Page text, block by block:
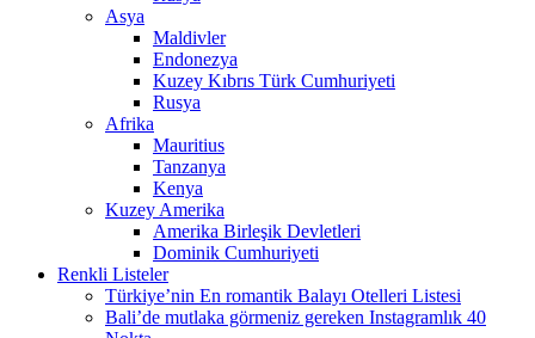
Asya
Maldivler
Endonezya
Kuzey Kıbrıs Türk Cumhuriyeti
Rusya
Afrika
Mauritius
Tanzanya
Kenya
Kuzey Amerika
Amerika Birleşik Devletleri
Dominik Cumhuriyeti
Renkli Listeler
Türkiye’nin En romantik Balayı Otelleri Listesi
Bali’de mutlaka görmeniz gereken Instagramlık 40